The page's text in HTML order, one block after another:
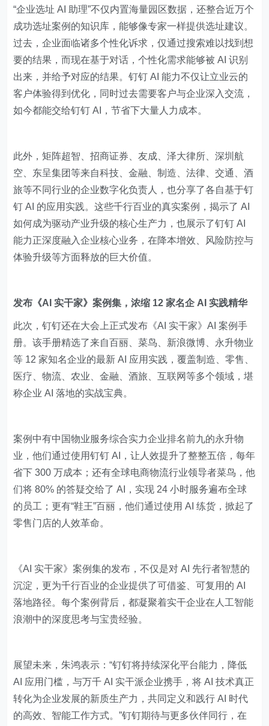
“企业选址 AI 助理”不仅内置海量园区数据，还整合近万个
成功选址案例的知识库，能够像专家一样提供选址建议。
过去，企业面临诸多个性化诉求，仅通过搜索难以找到想
要的结果，而现在基于对话，个性化需求能够被 AI 识别
出来，并给予对应的结果。钉钉 AI 能力不仅让立业云的
客户体验得到优化，同时过去需要客户与企业深入交流，
如今都能交给钉钉 AI，节省下大量人力成本。
此外，矩阵超智、招商证券、友成、泽大律所、深圳航
空、东呈集团等来自科技、金融、制造、法律、交通、酒
旅等不同行业的企业数字化负责人，也分享了各自基于钉
钉 AI 的应用实践。这些千行百业的真实案例，揭示了 AI
如何成为驱动产业升级的核心生产力，也展示了钉钉 AI
能力正深度融入企业核心业务，在降本增效、风险防控与
体验升级等方面释放的巨大价值。
发布《AI 实干家》案例集，浓缩 12 家名企 AI 实践精华
此次，钉钉还在大会上正式发布《AI 实干家》AI 案例手
册。该手册精选了来自百丽、菜鸟、新浪微博、永升物业
等 12 家知名企业的最新 AI 应用实践，覆盖制造、零售、
医疗、物流、农业、金融、酒旅、互联网等多个领域，堪
称企业 AI 落地的实战宝典。
案例中有中国物业服务综合实力企业排名前九的永升物
业，他们通过使用钉钉 AI，让人效提升了整整五倍，每年
省下 300 万成本；还有全球电商物流行业领导者菜鸟，他
们将 80% 的答疑交给了 AI，实现 24 小时服务遍布全球
的员工；更有“鞋王”百丽，他们通过使用 AI 练货，掀起了
零售门店的人效革命。
《AI 实干家》案例集的发布，不仅是对 AI 先行者智慧的
沉淀，更为千行百业的企业提供了可借鉴、可复用的 AI
落地路径。每个案例背后，都凝聚着实干企业在人工智能
浪潮中的深度思考与宝贵经验。
展望未来，朱鸿表示：“钉钉将持续深化平台能力，降低
AI 应用门槛，与万千 AI 实干派企业携手，将 AI 技术真正
转化为企业发展的新质生产力，共同定义和践行 AI 时代
的高效、智能工作方式。”钉钉期待与更多伙伴同行，在